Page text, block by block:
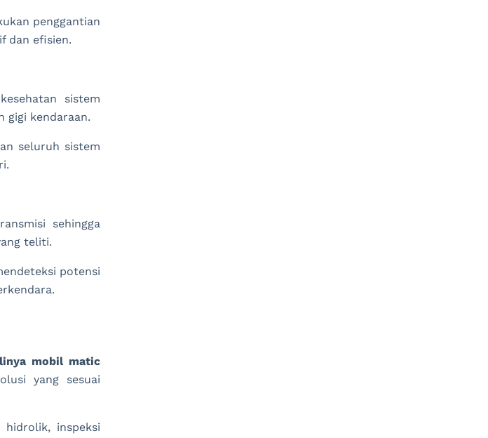
penggantian
dan efisien.
sistem
gigi kendaraan.
seluruh sistem
sehingga
teliti.
potensi
mobil matic
yang sesuai
hidrolik, inspeksi